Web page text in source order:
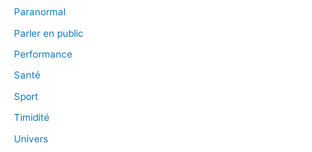
Paranormal
Parler en public
Performance
Santé
Sport
Timidité
Univers